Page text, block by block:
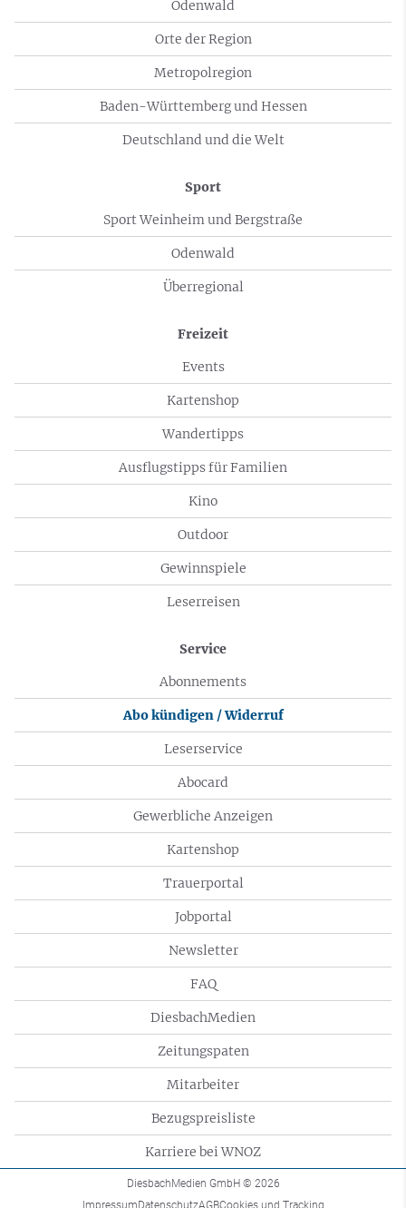
Odenwald
Orte der Region
Metropolregion
Baden-Württemberg und Hessen
Deutschland und die Welt
Sport
Sport Weinheim und Bergstraße
Odenwald
Überregional
Freizeit
Events
Kartenshop
Wandertipps
Ausflugstipps für Familien
Kino
Outdoor
Gewinnspiele
Leserreisen
Service
Abonnements
Abo kündigen / Widerruf
Leserservice
Abocard
Gewerbliche Anzeigen
Kartenshop
Trauerportal
Jobportal
Newsletter
FAQ
DiesbachMedien
Zeitungspaten
Mitarbeiter
Bezugspreisliste
Karriere bei WNOZ
DiesbachMedien GmbH © 2026